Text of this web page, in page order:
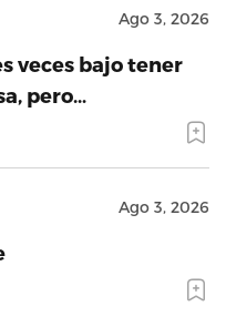
Ago 3, 2026
veces bajo tener
pero…
Ago 3, 2026